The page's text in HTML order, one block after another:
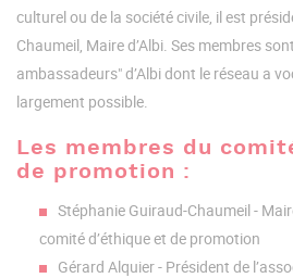
culturel ou de la société civile, il est
Chaumeil, Maire d’Albi. Ses membres
ambassadeurs" d’Albi dont le réseau a
largement possible.
Les membres du
de promotion :
Stéphanie Guiraud-Chaumeil -
comité d’éthique et de promotion
Gérard Alquier - Président de